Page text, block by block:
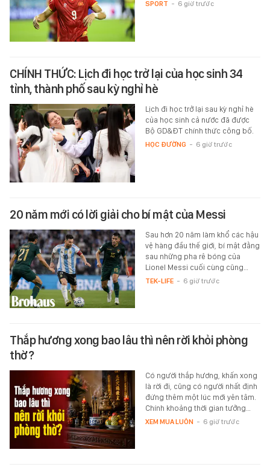
SPORT - 6 giờ trước
CHÍNH THỨC: Lịch đi học trở lại của học sinh 34
tỉnh, thành phố sau kỳ nghỉ hè
Lịch đi học trở lại sau kỳ nghỉ hè
của học sinh cả nước đã được
Bộ GD&ĐT chính thức công bố.
HỌC ĐƯỜNG - 6 giờ trước
20 năm mới có lời giải cho bí mật của Messi
Sau hơn 20 năm làm khổ các hậu
vệ hàng đầu thế giới, bí mật đằng
sau những pha rê bóng của
Lionel Messi cuối cùng cũng…
TEK-LIFE - 6 giờ trước
Thắp hương xong bao lâu thì nên rời khỏi phòng
thờ?
Có người thắp hương, khấn xong
là rời đi, cũng có người nhất định
đứng thêm một lúc mới yên tâm.
Chính khoảng thời gian tưởng…
XEM MUA LUÔN - 6 giờ trước